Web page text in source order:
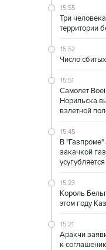
15:55
Три
территории
15:52
Число
15:51
Самолет
Норильска
взлетной
15:45
В "Газпроме"
закачкой
усугубляется
15:23
Король
этом году
15:21
Аракчи
к